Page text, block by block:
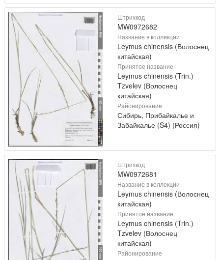
Штрихкод
MW0972682
Название в коллекции
Leymus chinensis (Волоснец
китайская)
Принятое название
Leymus chinensis (Trin.)
Tzvelev (Волоснец
китайская)
Районирование
Сибирь, Прибайкалье и
Забайкалье (S4) (Россия)
Штрихкод
MW0972681
Название в коллекции
Leymus chinensis (Волоснец
китайская)
Принятое название
Leymus chinensis (Trin.)
Tzvelev (Волоснец
китайская)
Районирование